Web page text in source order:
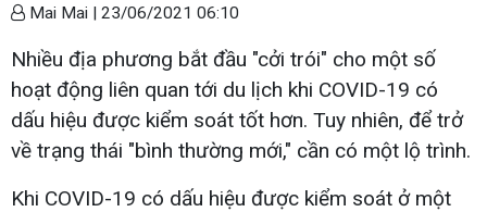
Mai Mai | 23/06/2021 06:10
Nhiều địa phương bắt đầu "cởi trói" cho một số
hoạt động liên quan tới du lịch khi COVID-19 có
dấu hiệu được kiểm soát tốt hơn. Tuy nhiên, để trở
về trạng thái "bình thường mới," cần có một lộ trình.
Khi COVID-19 có dấu hiệu được kiểm soát ở một